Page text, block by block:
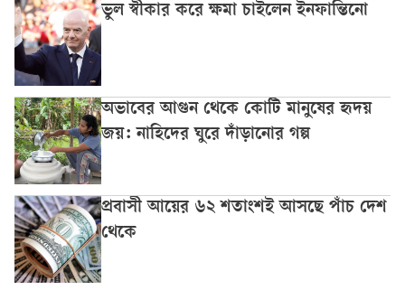
ভুল স্বীকার করে ক্ষমা চাইলেন ইনফান্তিনো
অভাবের আগুন থেকে কোটি মানুষের হৃদয়
জয়: নাহিদের ঘুরে দাঁড়ানোর গল্প
প্রবাসী আয়ের ৬২ শতাংশই আসছে পাঁচ দেশ
থেকে